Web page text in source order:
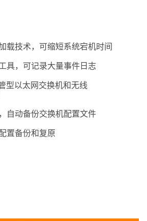
载技术，可缩短系统宕机时间
具，可记录大量事件日志
型以太网交换机和无线
自动备份交换机配置文件
置备份和复原